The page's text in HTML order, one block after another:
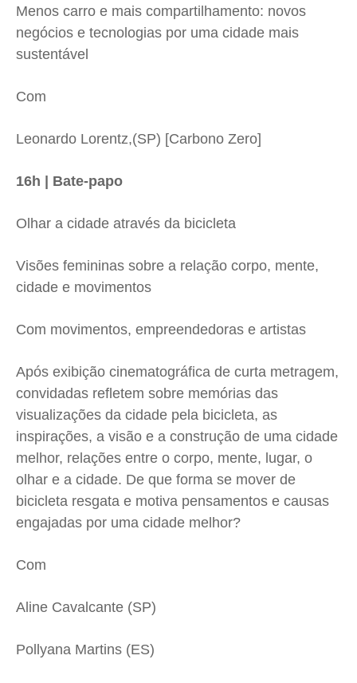
Menos carro e mais compartilhamento: novos
negócios e tecnologias por uma cidade mais
sustentável
Com
Leonardo Lorentz,(SP) [Carbono Zero]
16h | Bate-papo
Olhar a cidade através da bicicleta
Visões femininas sobre a relação corpo, mente,
cidade e movimentos
Com movimentos, empreendedoras e artistas
Após exibição cinematográfica de curta metragem,
convidadas refletem sobre memórias das
visualizações da cidade pela bicicleta, as
inspirações, a visão e a construção de uma cidade
melhor, relações entre o corpo, mente, lugar, o
olhar e a cidade. De que forma se mover de
bicicleta resgata e motiva pensamentos e causas
engajadas por uma cidade melhor?
Com
Aline Cavalcante (SP)
Pollyana Martins (ES)